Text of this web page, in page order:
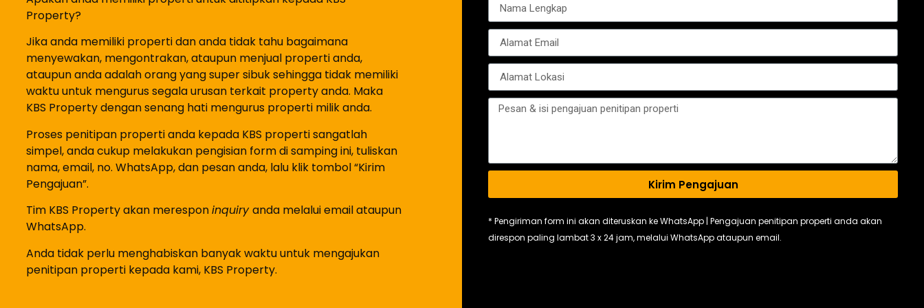
Property?
Jika anda memiliki properti dan anda tidak tahu bagaimana
menyewakan, mengontrakan, ataupun menjual properti anda,
ataupun anda adalah orang yang super sibuk sehingga tidak memiliki
waktu untuk mengurus segala urusan terkait property anda. Maka
KBS Property dengan senang hati mengurus properti milik anda.
Proses penitipan properti anda kepada KBS properti sangatlah
simpel, anda cukup melakukan pengisian form di samping ini, tuliskan
nama, email, no. WhatsApp, dan pesan anda, lalu klik tombol “Kirim
Pengajuan”.
Tim KBS Property akan meresponinquiryanda melalui email ataupun
WhatsApp.
Anda tidak perlu menghabiskan banyak waktu untuk mengajukan
penitipan properti kepada kami, KBS Property.
Kirim Pengajuan
* Pengiriman form ini akan diteruskan ke WhatsApp | Pengajuan penitipan properti anda akan
direspon paling lambat 3 x 24 jam, melalui WhatsApp ataupun email.